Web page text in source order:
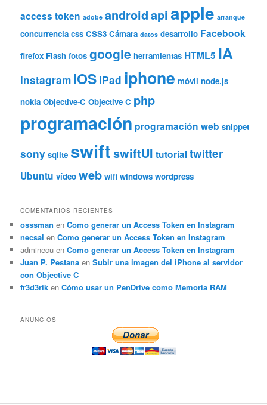
access token adobe androidapiapple arranque
concurrencia css CSS3 Cámara datos desarrollo Facebook
firefox Flash fotos google herramientas HTML5 IA
instagram IOS iPad iphone móvil node.js
nokia Objective-C Objective C php
programación programación web snippet
sony sqlite swiftswiftUI tutorialtwitter
Ubuntu vídeo web wifi windows wordpress
COMENTARIOS RECIENTES
osssman enComo generar un Access Token en Instagram
necsal enComo generar un Access Token en Instagram
adminecu enComo generar un Access Token en Instagram
Juan P. Pestana enSubir una imagen del iPhone al servidor
con Objective C
fr3d3rik enCómo usar un PenDrive como Memoria RAM
ANUNCIOS